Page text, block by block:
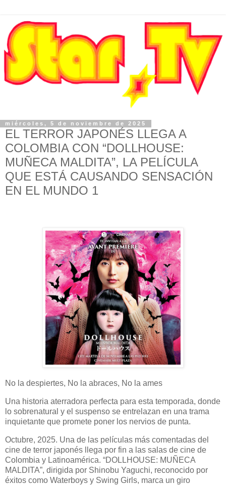
miércoles, 5 de noviembre de 2025
EL TERROR JAPONÉS LLEGA A
COLOMBIA CON “DOLLHOUSE:
MUÑECA MALDITA”, LA PELÍCULA
QUE ESTÁ CAUSANDO SENSACIÓN
EN EL MUNDO 1
No la despiertes, No la abraces, No la ames
Una historia aterradora perfecta para esta temporada, donde
lo sobrenatural y el suspenso se entrelazan en una trama
inquietante que promete poner los nervios de punta.
Octubre, 2025. Una de las películas más comentadas del
cine de terror japonés llega por fin a las salas de cine de
Colombia y Latinoamérica. “DOLLHOUSE: MUÑECA
MALDITA”, dirigida por Shinobu Yaguchi, reconocido por
éxitos como Waterboys y Swing Girls, marca un giro